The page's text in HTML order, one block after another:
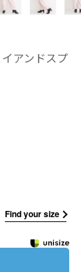
アンドスプ
Find your size